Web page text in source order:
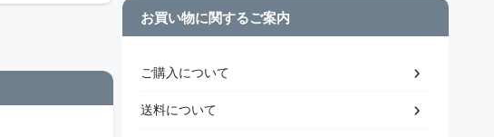
お買い物に関するご案内
ご購入について
送料について